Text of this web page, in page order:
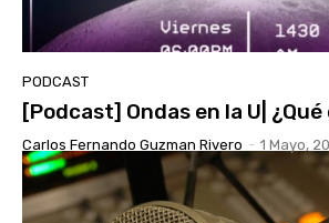
PODCAST
[Podcast] Ondas en la U|
Carlos Fernando Guzman Rivero - 1 Mayo,